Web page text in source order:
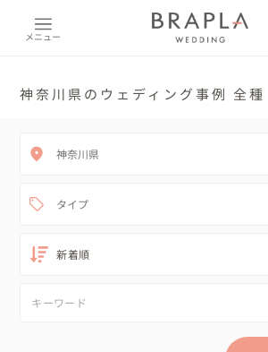
メニュー
神奈川県のウェディング事例 全種
神奈川県
タイプ